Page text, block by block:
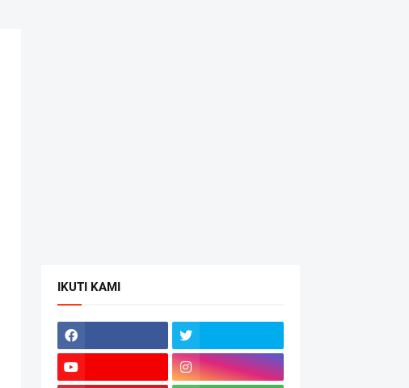
IKUTI KAMI